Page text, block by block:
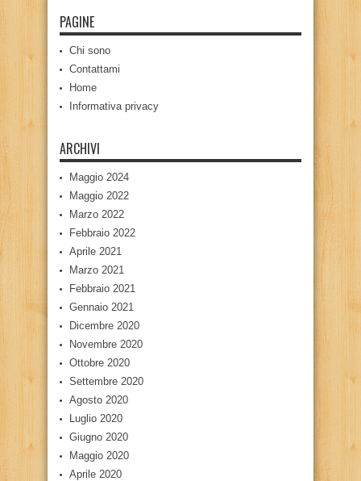
PAGINE
Chi sono
Contattami
Home
Informativa privacy
ARCHIVI
Maggio 2024
Maggio 2022
Marzo 2022
Febbraio 2022
Aprile 2021
Marzo 2021
Febbraio 2021
Gennaio 2021
Dicembre 2020
Novembre 2020
Ottobre 2020
Settembre 2020
Agosto 2020
Luglio 2020
Giugno 2020
Maggio 2020
Aprile 2020